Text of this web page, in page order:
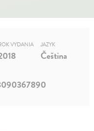
VYDANIA JAZYK
Čeština